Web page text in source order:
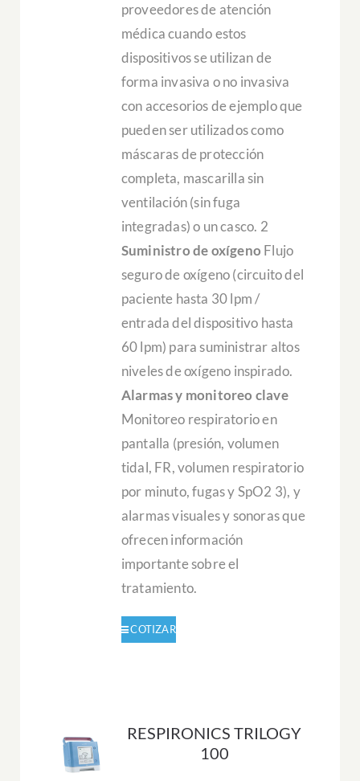
proveedores de atención
médica cuando estos
dispositivos se utilizan de
forma invasiva o no invasiva
con accesorios de ejemplo que
pueden ser utilizados como
máscaras de protección
completa, mascarilla sin
ventilación (sin fuga
integradas) o un casco. 2
Suministro de oxígeno Flujo
seguro de oxígeno (circuito del
paciente hasta 30 lpm /
entrada del dispositivo hasta
60 lpm) para suministrar altos
niveles de oxígeno inspirado.
Alarmas y monitoreo clave
Monitoreo respiratorio en
pantalla (presión, volumen
tidal, FR, volumen respiratorio
por minuto, fugas y SpO2 3), y
alarmas visuales y sonoras que
ofrecen información
importante sobre el
tratamiento.
RESPIRONICS TRILOGY
100